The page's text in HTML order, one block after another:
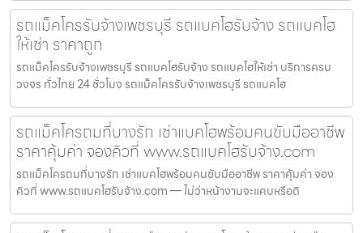
รถแม็คโครรับจ้างเพชรบุรี รถแบคโฮรับจ้าง รถแบคโฮ
ให้เช่า ราคาถูก
รถแม็คโครรับจ้างเพชรบุรี รถแบคโฮรับจ้าง รถแบคโฮให้เช่า บริการครบ
วงจร ทั่วไทย 24 ชั่วโมง รถแม็คโครรับจ้างเพชรบุรี รถแบคโฮ
รถแม็คโครถมที่บางรัก เช่าแบคโฮพร้อมคนขับมืออาชีพ
ราคาคุ้มค่า จองคิวที่ www.รถแบคโฮรับจ้าง.com
รถแม็คโครถมที่บางรัก เช่าแบคโฮพร้อมคนขับมืออาชีพ ราคาคุ้มค่า จอง
คิวที่ www.รถแบคโฮรับจ้าง.com — ไม่ว่าหน้างานจะแคบหรือดิ